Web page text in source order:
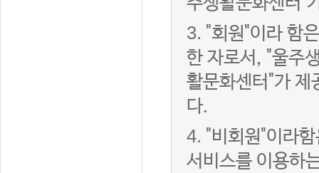
3. "회원"이라 함
한 자로서, "울주
활문화센터"가 제
다.
4. "비회원"이라
서비스를 이용하